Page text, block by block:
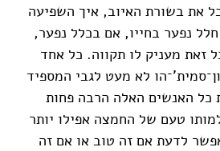
את בשורת האיוב, איך השפיעה
נפער בחייו, אם בכלל נפער,
זאת מעניק לו תקווה. כל אחד
לא מעט לגבי המספיד
כל האנשים האלה הרבה פחות
טעם של החמצה אפילו יותר
לדעת אם זה טוב או אם זה